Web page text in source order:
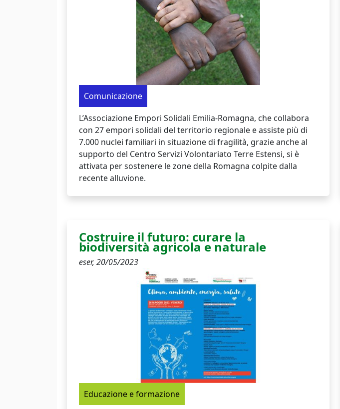
Comunicazione
L’Associazione Empori Solidali Emilia-Romagna, che collabora
con 27 empori solidali del territorio regionale e assiste più di
7.000 nuclei familiari in situazione di fragilità, grazie anche al
supporto del Centro Servizi Volontariato Terre Estensi, si è
attivata per sostenere le zone della Romagna colpite dalla
recente alluvione.
Costruire il futuro: curare la
biodiversità agricola e naturale
eser, 20/05/2023
Educazione e formazione